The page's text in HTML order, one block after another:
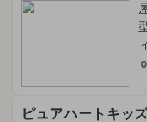
ピュアハートキッ